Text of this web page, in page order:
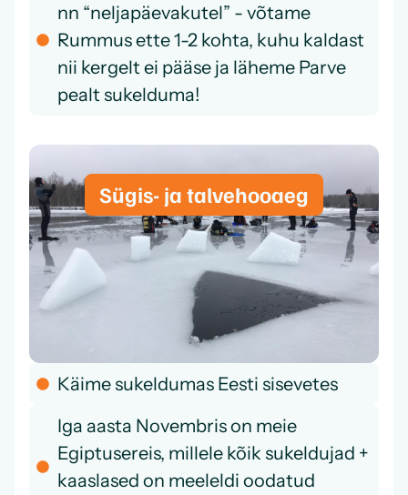
nn “neljapäevakutel” - võtame
Rummus ette 1-2 kohta, kuhu kaldast
nii kergelt ei pääse ja läheme Parve
pealt sukelduma!
Sügis- ja talvehooaeg
Käime sukeldumas Eesti sisevetes
Iga aasta Novembris on meie
Egiptusereis, millele kõik sukeldujad +
kaaslased on meeleldi oodatud